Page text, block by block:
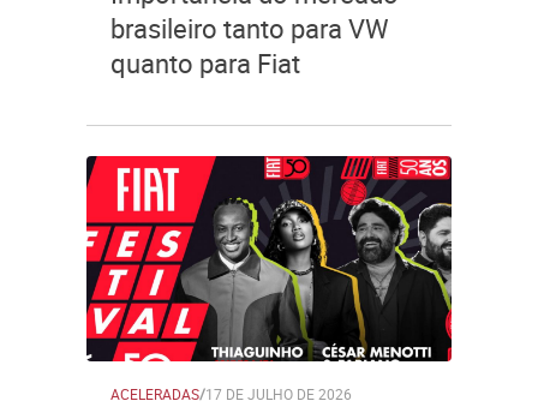
brasileiro tanto para VW
quanto para Fiat
ACELERADAS/17 DE JULHO DE 2026